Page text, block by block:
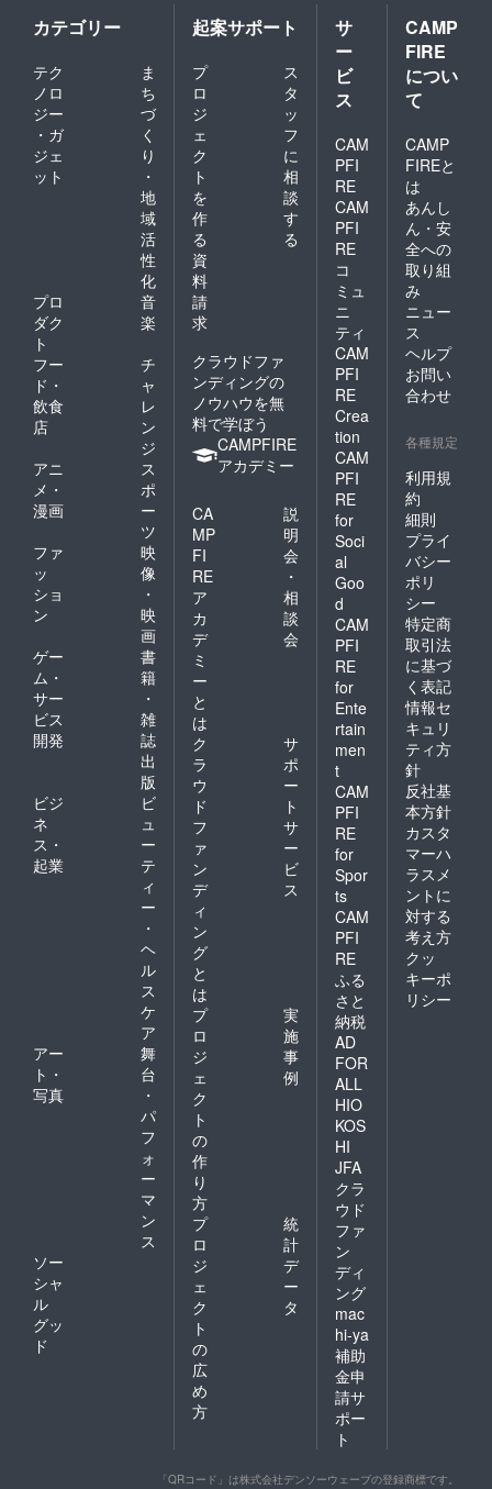
カテゴリー
テク
ノロ
ジー
・ガ
ジェ
ット
ま
ち
づ
く
り
・
地
域
活
性
化
プロ
ダク
ト
音
楽
フー
ド・
飲食
店
チ
ャ
レ
ン
ジ
アニ
メ・
漫画
ス
ポ
ー
ツ
ファ
ッ
ショ
ン
映
像
・
映
画
ゲー
ム・
サー
ビス
開発
書
籍
・
雑
誌
出
版
ビジ
ネ
ス・
起業
ビ
ュ
ー
テ
ィ
ー
・
ヘ
ル
ス
ケ
ア
アー
ト・
写真
舞
台
・
パ
フ
ォ
ー
マ
ン
ス
ソー
シャ
ル
グッ
ド
起案サポート
プ
ロ
ジ
ェ
ク
ト
を
作
る
ス
タ
ッ
フ
に
相
談
す
る
資
料
請
求
クラウドファ
ンディングの
ノウハウを無
料で学ぼう
CAMPFIRE
アカデミー
CA
MP
FI
RE
ア
カ
デ
ミ
ー
と
は
説
明
会
・
相
談
会
ク
ラ
ウ
ド
フ
ァ
ン
デ
ィ
ン
グ
と
は
サ
ポ
ー
ト
サ
ー
ビ
ス
プ
ロ
ジ
ェ
ク
ト
の
作
り
方
実
施
事
例
プ
ロ
ジ
ェ
ク
ト
の
広
め
方
統
計
デ
ー
タ
サ
ー
ビ
ス
CAM
PFI
RE
CAM
PFI
RE
コ
ミュ
ニ
ティ
CAM
PFI
RE
Crea
tion
CAM
PFI
RE
for
Soci
al
Goo
d
CAM
PFI
RE
for
Ente
rtain
men
t
CAM
PFI
RE
for
Spor
ts
CAM
PFI
RE
ふる
さと
納税
AD
FOR
ALL
HIO
KOS
HI
JFA
クラ
ウド
ファ
ン
ディ
ング
mac
hi-ya
補助
金申
請サ
ポー
ト
CAMP
FIRE
につい
て
CAMP
FIREと
は
あんし
ん・安
全への
取り組
み
ニュー
ス
ヘルプ
お問い
合わせ
各種規定
利用規
約
細則
プライ
バシー
ポリ
シー
特定商
取引法
に基づ
く表記
情報セ
キュリ
ティ方
針
反社基
本方針
カスタ
マーハ
ラスメ
ントに
対する
考え方
クッ
キーポ
リシー
「QRコード」は株式会社デンソーウェーブの登録商標です。